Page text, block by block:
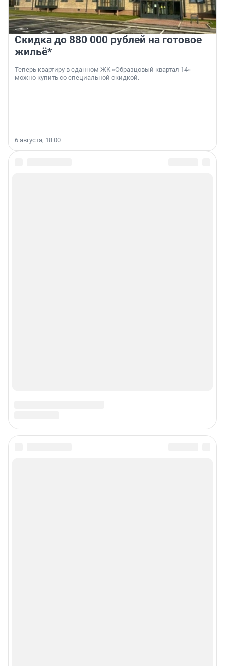
Скидка до 880 000 рублей на готовое
жильё*
Теперь квартиру в сданном ЖК «Образцовый квартал 14»
можно купить со специальной скидкой.
6 августа, 18:00